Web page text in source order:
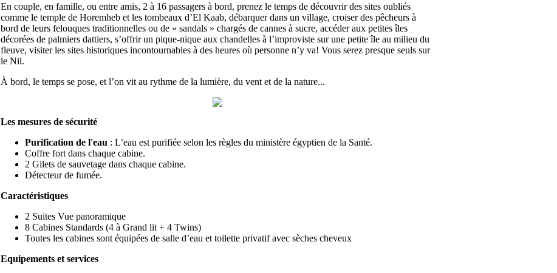
En couple, en famille, ou entre amis, 2 à 16 passagers à bord, prenez le temps de découvrir des sites oubliés
comme le temple de Horemheb et les tombeaux d’El Kaab, débarquer dans un village, croiser des pêcheurs à
bord de leurs felouques traditionnelles ou de « sandals » chargés de cannes à sucre, accéder aux petites îles
décorées de palmiers dattiers, s’offrir un pique-nique aux chandelles à l’improviste sur une petite île au milieu du
fleuve, visiter les sites historiques incontournables à des heures où personne n’y va! Vous serez presque seuls sur
le Nil.
À bord, le temps se pose, et l’on vit au rythme de la lumière, du vent et de la nature...
Les mesures de sécurité
Purification de l'eau : L’eau est purifiée selon les règles du ministère égyptien de la Santé.
Coffre fort dans chaque cabine.
2 Gilets de sauvetage dans chaque cabine.
Détecteur de fumée.
Caractéristiques
2 Suites Vue panoramique
8 Cabines Standards (4 à Grand lit + 4 Twins)
Toutes les cabines sont équipées de salle d’eau et toilette privatif avec sèches cheveux
Equipements et services